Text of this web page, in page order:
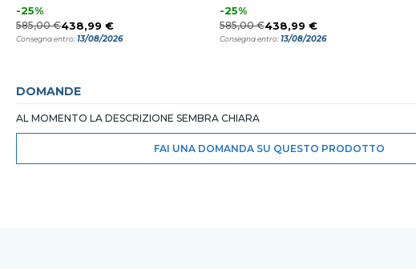
-25%
585,00 €438,99 €
Consegna entro:13/08/2026
-25%
585,00 €438,99 €
Consegna entro:13/08/2026
DOMANDE
AL MOMENTO LA DESCRIZIONE SEMBRA CHIARA
FAI UNA DOMANDA SU QUESTO PRODOTTO